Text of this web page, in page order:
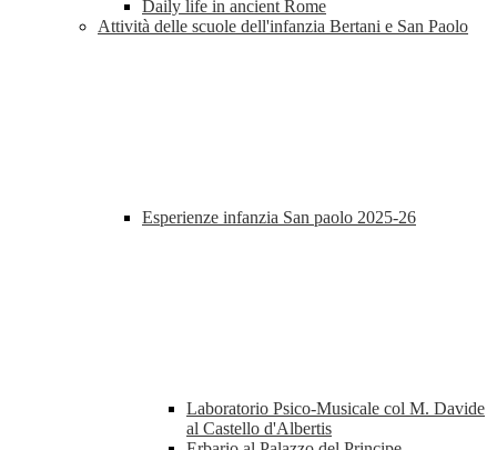
Daily life in ancient Rome
Attività delle scuole dell'infanzia Bertani e San Paolo
Esperienze infanzia San paolo 2025-26
Laboratorio Psico-Musicale col M. Davide
al Castello d'Albertis